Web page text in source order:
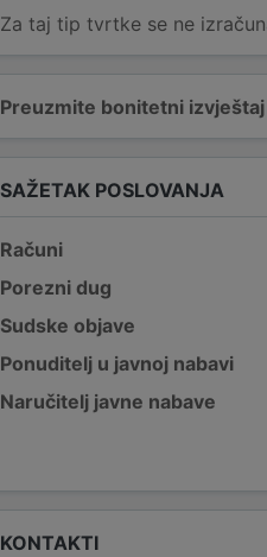
Preuzmite bonitetni izvještaj
Za taj tip tvrtke se ne
SAŽETAK POSLOVANJA
Računi
Porezni dug
Sudske objave
Ponuditelj u javnoj nabavi
Naručitelj javne nabave
KONTAKTI